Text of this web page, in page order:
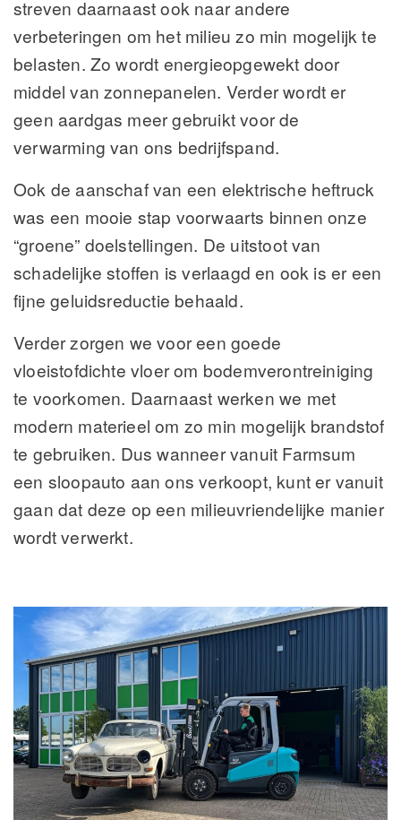
streven daarnaast ook naar andere
verbeteringen om het milieu zo min mogelijk te
belasten. Zo wordt energieopgewekt door
middel van zonnepanelen. Verder wordt er
geen aardgas meer gebruikt voor de
verwarming van ons bedrijfspand.
Ook de aanschaf van een elektrische heftruck
was een mooie stap voorwaarts binnen onze
“groene” doelstellingen. De uitstoot van
schadelijke stoffen is verlaagd en ook is er een
fijne geluidsreductie behaald.
Verder zorgen we voor een goede
vloeistofdichte vloer om bodemverontreiniging
te voorkomen. Daarnaast werken we met
modern materieel om zo min mogelijk brandstof
te gebruiken. Dus wanneer vanuit Farmsum
een sloopauto aan ons verkoopt, kunt er vanuit
gaan dat deze op een milieuvriendelijke manier
wordt verwerkt.